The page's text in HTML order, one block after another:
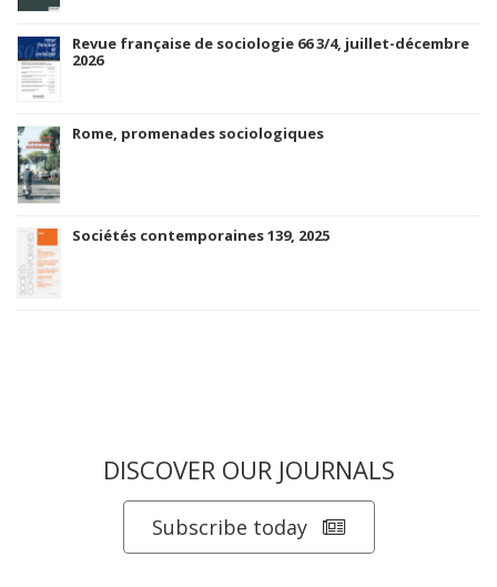
Revue française de sociologie 66 3/4, juillet-décembre
2026
Rome, promenades sociologiques
Sociétés contemporaines 139, 2025
DISCOVER OUR JOURNALS
Subscribe today